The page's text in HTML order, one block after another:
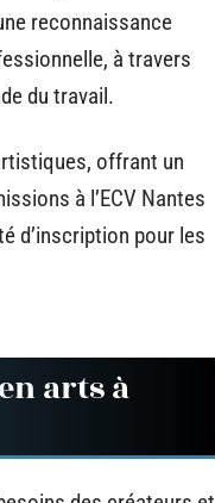
reconnaissance
à travers
du travail.
offrant un
à l’ECV Nantes
d’inscription pour les
arts à